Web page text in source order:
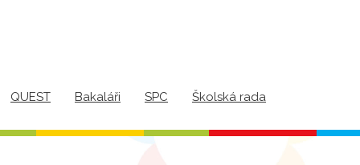
QUEST Bakaláři SPC Školská rada